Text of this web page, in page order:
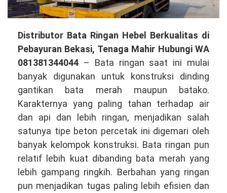
Distributor
Bata
Ringan
Hebel
Berkualitas
di
Pebayuran
Bekasi,
Tenaga
Profesional
Hubungi
WA
Distributor Bata Ringan Hebel Berkualitas di
Pebayuran Bekasi, Tenaga Mahir Hubungi WA
081381344044 – Bata ringan saat ini mulai
banyak digunakan untuk konstruksi dinding
gantikan bata merah maupun batako.
Karakternya yang paling tahan terhadap air
dan api dan lebih ringan, menjadikan salah
satunya tipe beton percetak ini digemari oleh
banyak kelompok konstruksi. Bata ringan pun
relatif lebih kuat dibanding bata merah yang
lebih gampang ringkih. Berbahan yang ringan
pun menjadikan tugas paling lebih efisien dan